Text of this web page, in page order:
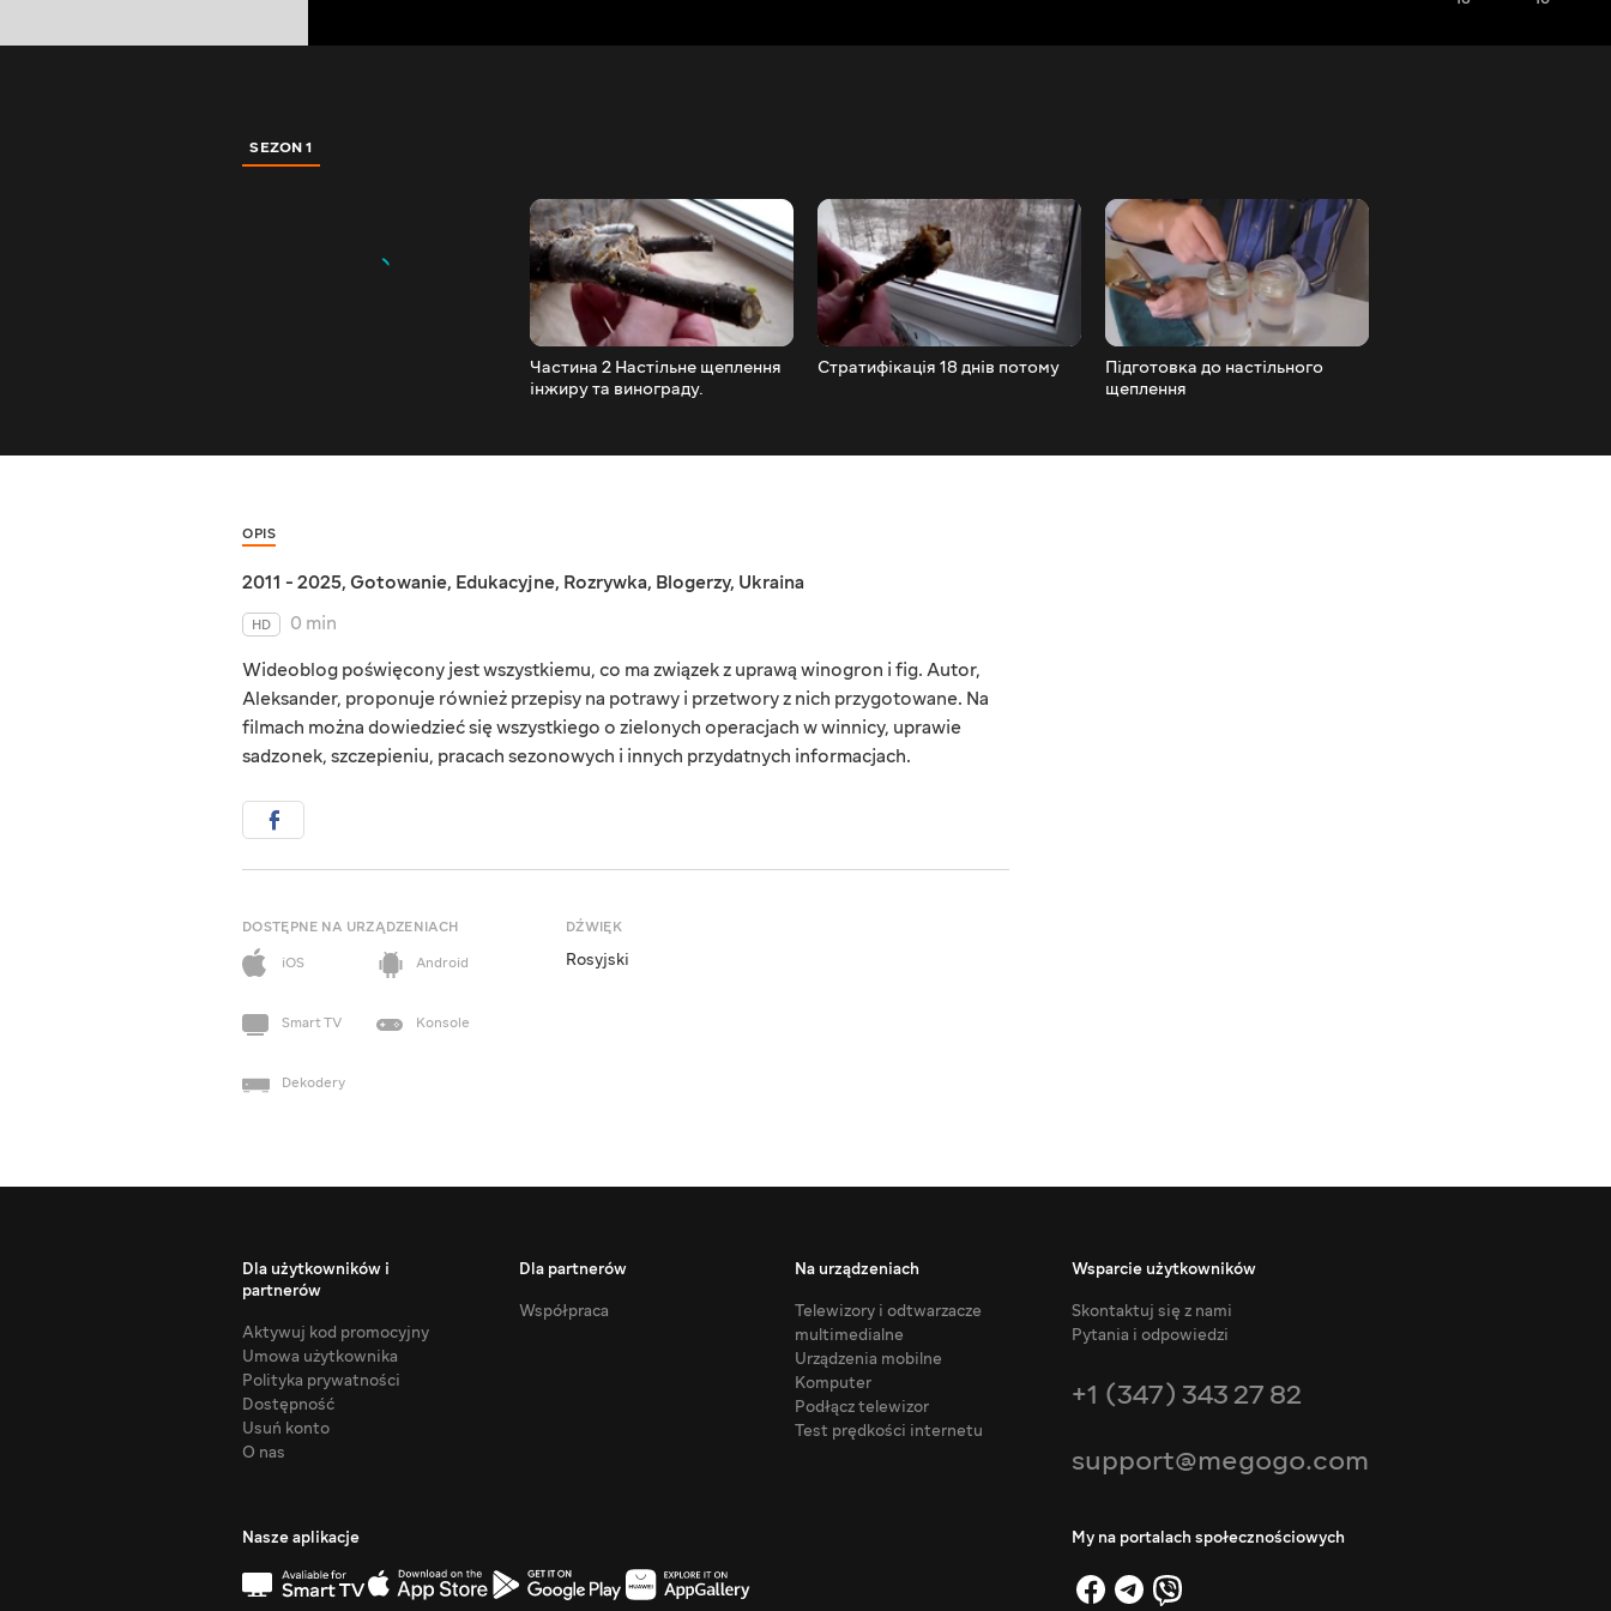
SEZON 1
Частина 2 Настільне щеплення
інжиру та винограду.
Стратифікація 18 днів потому
Підготовка до настільного
щеплення
OPIS
2011 - 2025, Gotowanie, Edukacyjne, Rozrywka, Blogerzy, Ukraina
HD
0 min
Wideoblog poświęcony jest wszystkiemu, co ma związek z uprawą winogron i fig. Autor,
Aleksander, proponuje również przepisy na potrawy i przetwory z nich przygotowane. Na
filmach można dowiedzieć się wszystkiego o zielonych operacjach w winnicy, uprawie
sadzonek, szczepieniu, pracach sezonowych i innych przydatnych informacjach.
DOSTĘPNE NA URZĄDZENIACH
iOS
Android
Smart TV Konsole
Dekodery
DŹWIĘK
Rosyjski
Dla użytkowników i
partnerów
Aktywuj kod promocyjny
Umowa użytkownika
Polityka prywatności
Dostępność
Usuń konto
O nas
Dla partnerów
Współpraca
Na urządzeniach
Telewizory i odtwarzacze
multimedialne
Urządzenia mobilne
Komputer
Podłącz telewizor
Test prędkości internetu
Wsparcie użytkowników
Skontaktuj się z nami
Pytania i odpowiedzi
+1 (347) 343 27 82
support@megogo.com
Nasze aplikacje My na portalach społecznościowych